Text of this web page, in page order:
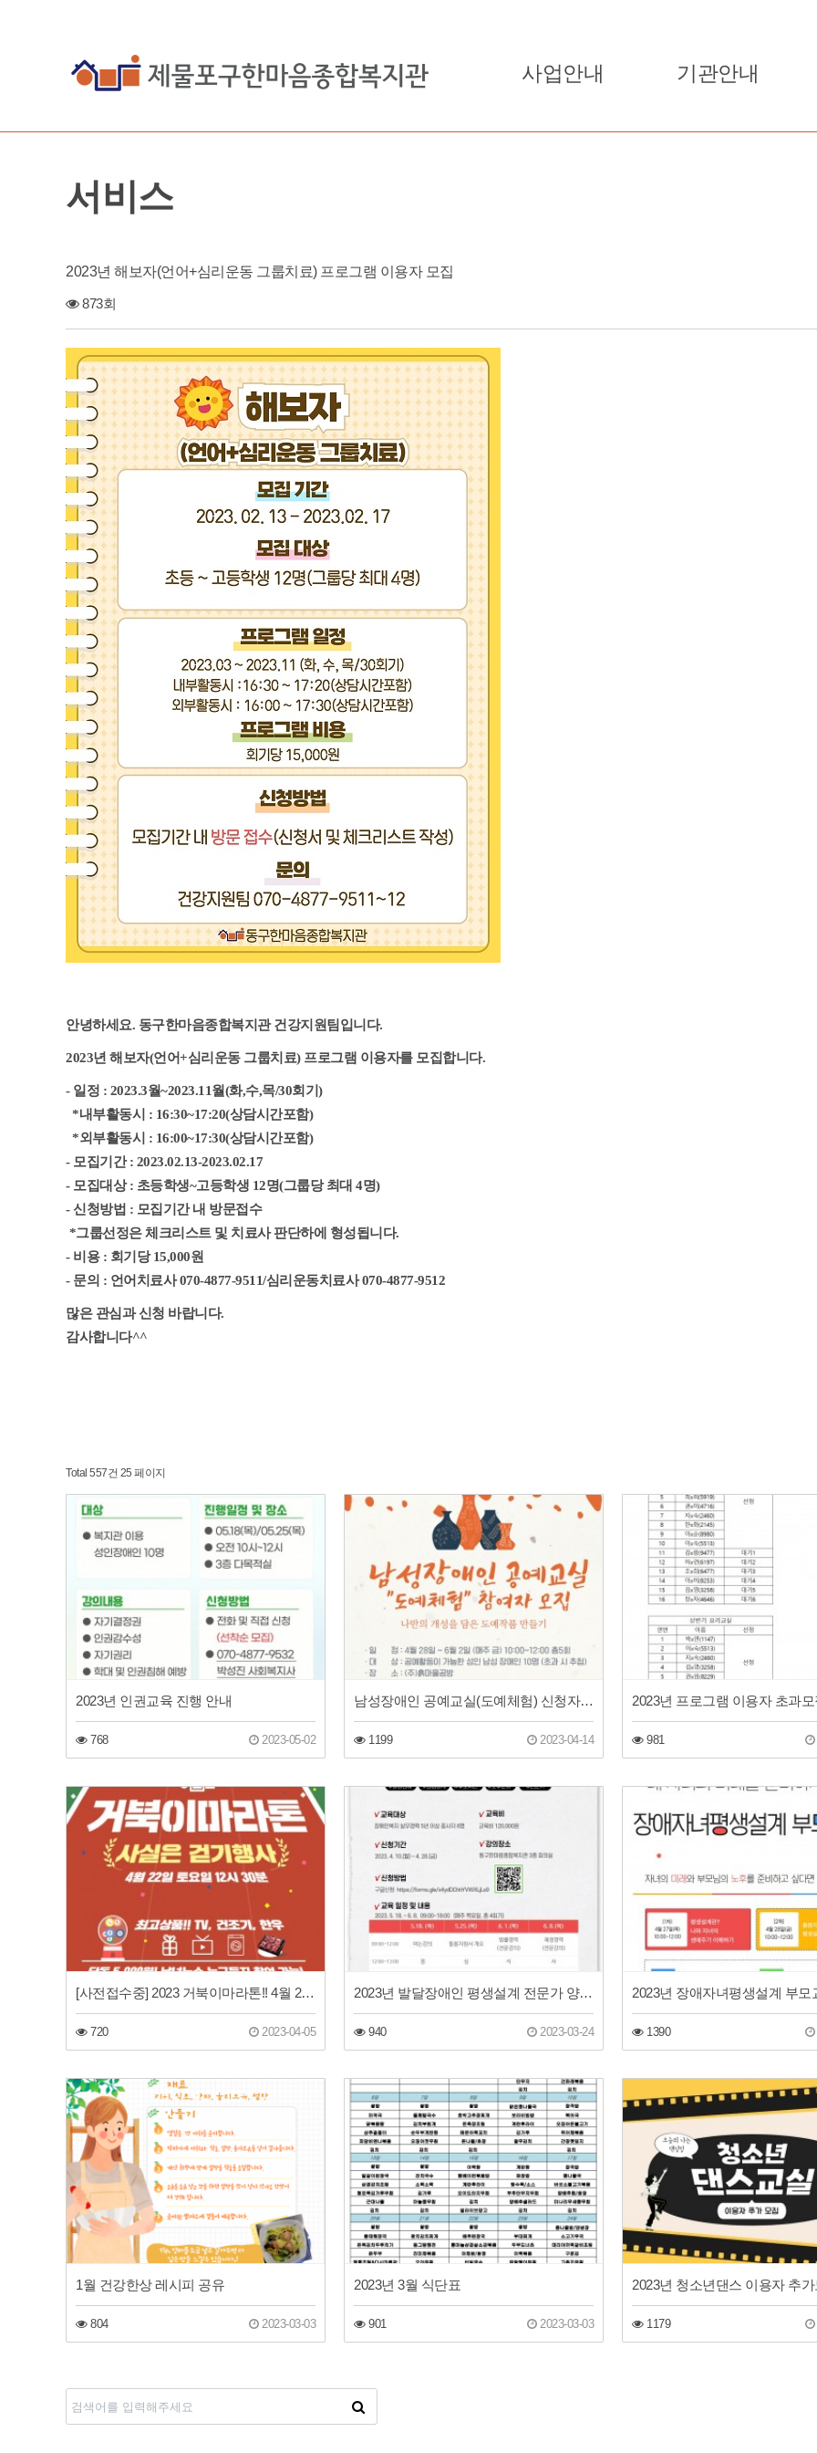
사업안내 기관안내
서비스
2023년 해보자(언어+심리운동 그룹치료) 프로그램 이용자 모집
873회
안녕하세요. 동구한마음종합복지관 건강지원팀입니다.
2023년 해보자(언어+심리운동 그룹치료) 프로그램 이용자를 모집합니다.
- 일정 : 2023.3월~2023.11월(화,수,목/30회기)
*내부활동시 : 16:30~17:20(상담시간포함)
*외부활동시 : 16:00~17:30(상담시간포함)
- 모집기간 : 2023.02.13-2023.02.17
- 모집대상 : 초등학생~고등학생 12명(그룹당 최대 4명)
- 신청방법 : 모집기간 내 방문접수
*그룹선정은 체크리스트 및 치료사 판단하에 형성됩니다.
- 비용 : 회기당 15,000원
- 문의 : 언어치료사 070-4877-9511/심리운동치료사 070-4877-9512
많은 관심과 신청 바랍니다.
감사합니다^^
Total 557건 25 페이지
2023년 인권교육 진행 안내
768 2023-05-02
남성장애인 공예교실(도예체험) 신청자 모집
1199 2023-04-14 981
[사전접수중] 2023 거북이마라톤!! 4월 22일 토요일!!
720 2023-04-05
2023년 발달장애인 평생설계 전문가 양성교육-기본과정
940 2023-03-24 1390
1월 건강한상 레시피 공유
804 2023-03-03
2023년 3월 식단표
901 2023-03-03
2023년 청소년댄스 이용자 추
1179